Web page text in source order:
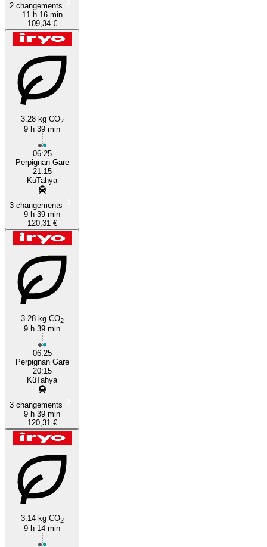
2 changements
11 h 16 min
109,34 €
3.28 kg CO2
9 h 39 min
06:25
Perpignan Gare
21:15
KüTahya
3 changements
9 h 39 min
120,31 €
3.28 kg CO2
9 h 39 min
06:25
Perpignan Gare
20:15
KüTahya
3 changements
9 h 39 min
120,31 €
3.14 kg CO2
9 h 14 min